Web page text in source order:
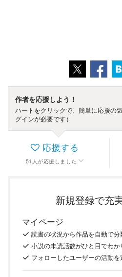
作者を応援しよう！
ハートをクリックで、簡単に応援の
グインが必要です）
応援する
51 人 が応援しました
新規登録で充
マイページ
読書の状況から作品を自動で分
小説の未読話数がひと目でわか
フォローしたユーザーの活動を